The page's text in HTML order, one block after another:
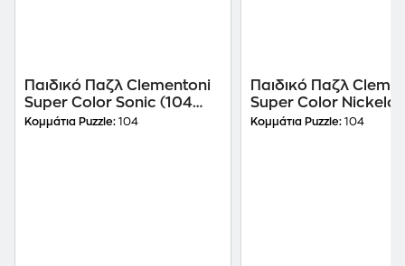
Παιδικό Παζλ Clementoni
Super Color Sonic (104
Κομμάτια)
Κομμάτια Puzzle: 104
Παιδικό Παζλ
Super Color
Paw Patrol (104
Κομμάτια Puzzle: 104